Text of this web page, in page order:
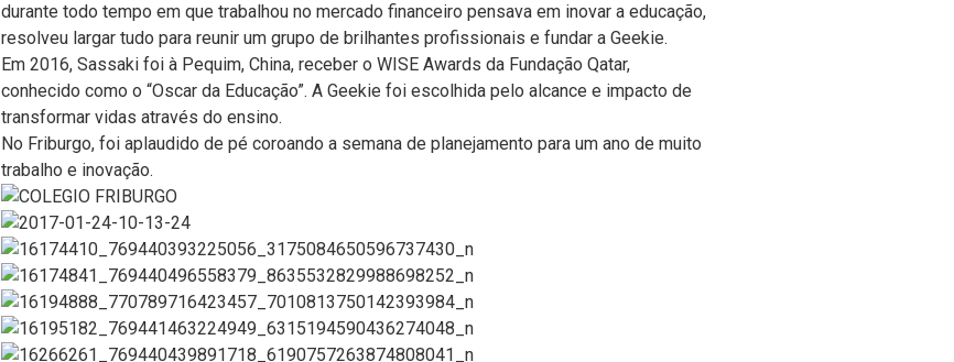
durante todo tempo em que trabalhou no mercado financeiro pensava em inovar a educação,
resolveu largar tudo para reunir um grupo de brilhantes profissionais e fundar a Geekie.
Em 2016, Sassaki foi à Pequim, China, receber o WISE Awards da Fundação Qatar,
conhecido como o “Oscar da Educação”. A Geekie foi escolhida pelo alcance e impacto de
transformar vidas através do ensino.
No Friburgo, foi aplaudido de pé coroando a semana de planejamento para um ano de muito
trabalho e inovação.